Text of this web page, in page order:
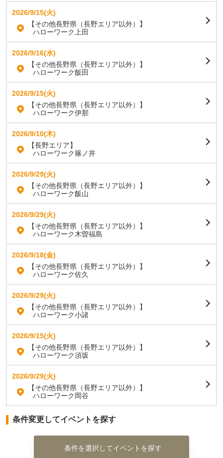
2026/9/15(火)
【その他長野県（長野エリア以外）】
ハローワーク上田
2026/9/16(水)
【その他長野県（長野エリア以外）】
ハローワーク飯田
2026/9/15(火)
【その他長野県（長野エリア以外）】
ハローワーク伊那
2026/9/10(木)
【長野エリア】
ハローワーク篠ノ井
2026/9/29(火)
【その他長野県（長野エリア以外）】
ハローワーク飯山
2026/9/29(火)
【その他長野県（長野エリア以外）】
ハローワーク木曽福島
2026/9/18(金)
【その他長野県（長野エリア以外）】
ハローワーク佐久
2026/9/29(火)
【その他長野県（長野エリア以外）】
ハローワーク小諸
2026/9/15(火)
【その他長野県（長野エリア以外）】
ハローワーク須坂
2026/9/29(火)
【その他長野県（長野エリア以外）】
ハローワーク岡谷
条件変更してイベントを探す
条件を選択してイベントを探す